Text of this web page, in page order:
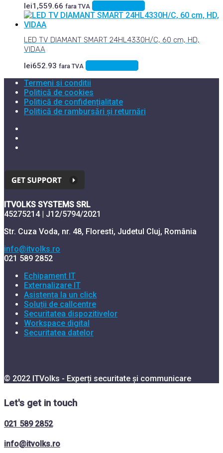
lei1,559.66 fara TVA
LED TV DIAMANT SMART 24HL4330H/C, 60 cm, HD,
VIDAA
lei652.93 fara TVA
Termeni si conditii
Politică de cookies
Politică de confidențialitate
Politică de rambursări și returnări
ITVOLKS SYSTEMS SRL
45275214 | J12/5794/2021
Str. Cuza Voda, nr. 48, Floresti, Judetul Cluj, România
info@itvolks.ro
021 589 2852
Echipament IT
Externalizare IT
Asistența la un click
Soluții de callcentre
Securitatea dispozitivelor
Workspace digital
Securitatea datelor
© 2022 ITVolks - Experți securitate și communicare
Let's get in touch
021 589 2852
info@itvolks.ro